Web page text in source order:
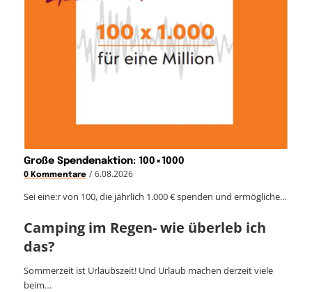
Große Spendenaktion: 100×1000
0 Kommentare / 6.08.2026
Sei eine:r von 100, die jährlich 1.000 € spenden und ermögliche…
Camping im Regen- wie überleb ich
das?
Sommerzeit ist Urlaubszeit! Und Urlaub machen derzeit viele
beim…